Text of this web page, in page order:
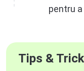
pentru
Tips &